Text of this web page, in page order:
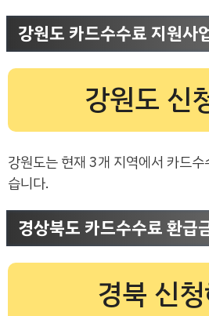
강원도 카드수수료 지원사
강원도 신
강원도는 현재 3개 지역에서 카드
습니다.
경상북도 카드수수료 환급
경북 신